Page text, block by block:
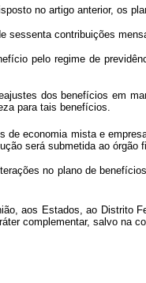
no artigo anterior, os
sessenta contribuições
pelo regime de
dos benefícios em
para tais benefícios.
de economia mista e
será submetida ao órgão
no plano de
aos Estados, ao Distrito
complementar, salvo na